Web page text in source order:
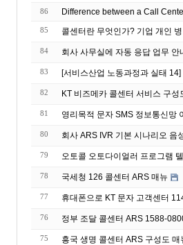
86 Difference between a Call
85 콜센터란 무엇인가? 기업 개인
84 회사 사무실에 자동
83 [서비스산업 노동과정과 실태
82 KT 비즈메카 콜센터 서비스 구성
81 영리목적 문자
80 회사 ARS IVR 기본 시나리오 음
79 오토콜 오토다이얼러 프로그램
78 국세청 126 콜센터 ARS 매뉴
77 휴대폰으로 KT 문자 고객센터
76 정부 조달 콜센터 ARS 1588-
75 흥국 생명 콜센터 ARS 구성도